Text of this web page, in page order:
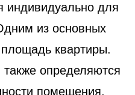
индивидуально для
из основных
квартиры.
также определяются
помещения,